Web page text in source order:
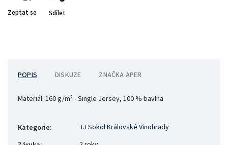
Zeptat se Sdílet
POPIS DISKUZE ZNAČKA APER
Materiál: 160 g/m² - Single Jersey, 100 % bavlna
Kategorie:
TJ Sokol Královské Vinohrady